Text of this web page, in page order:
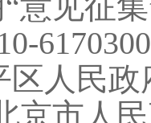
区人民
京市人